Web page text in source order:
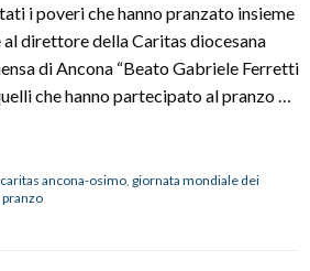
i poveri che hanno pranzato insieme
al direttore della Caritas diocesana
di Ancona “Beato Gabriele Ferretti
che hanno partecipato al pranzo …
caritas ancona-osimo giornata mondiale dei
pranzo